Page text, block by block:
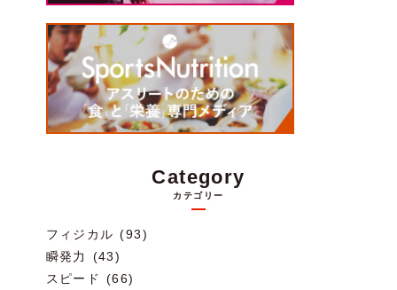
Category
カテゴリー
フィジカル (93)
瞬発力 (43)
スピード (66)